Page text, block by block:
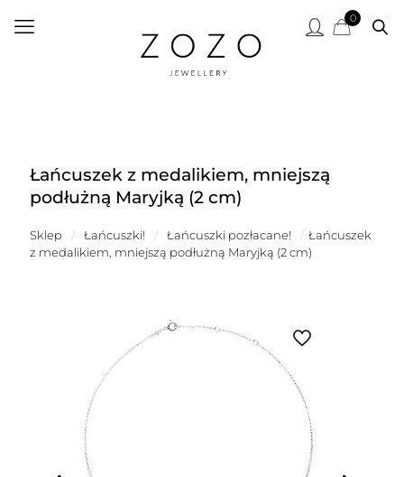
0
Łańcuszek z medalikiem, mniejszą
podłużną Maryjką (2 cm)
Sklep / Łańcuszki! / Łańcuszki pozłacane! / Łańcuszek
z medalikiem, mniejszą podłużną Maryjką (2 cm)